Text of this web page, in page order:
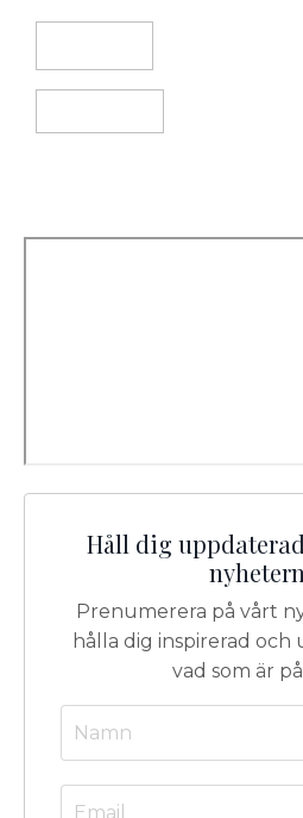
Håll dig
Prenumerera på vårt
hålla dig inspirerad och
vad som är